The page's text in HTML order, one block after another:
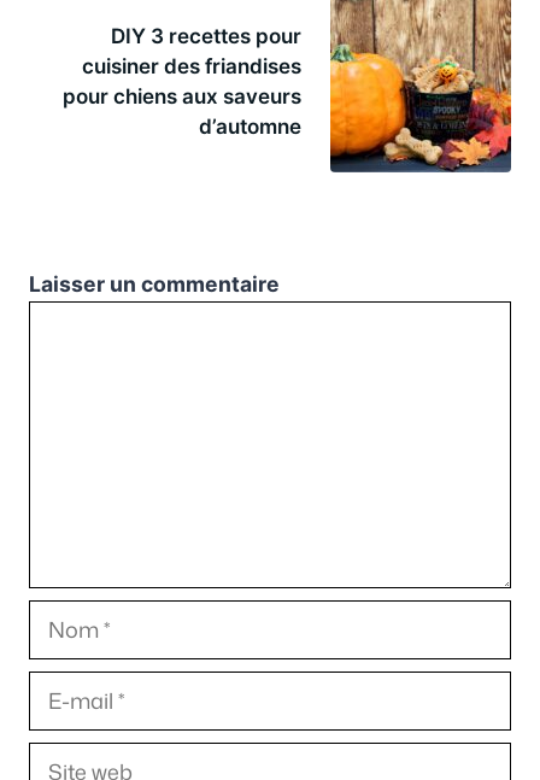
DIY 3 recettes pour
cuisiner des friandises
pour chiens aux saveurs
d’automne
Laisser un commentaire
Nom
E-
mail
Site